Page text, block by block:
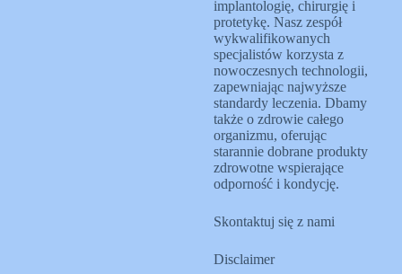
implantologię, chirurgię i
protetykę. Nasz zespół
wykwalifikowanych
specjalistów korzysta z
nowoczesnych technologii,
zapewniając najwyższe
standardy leczenia. Dbamy
także o zdrowie całego
organizmu, oferując
starannie dobrane produkty
zdrowotne wspierające
odporność i kondycję.
Skontaktuj się z nami
Disclaimer